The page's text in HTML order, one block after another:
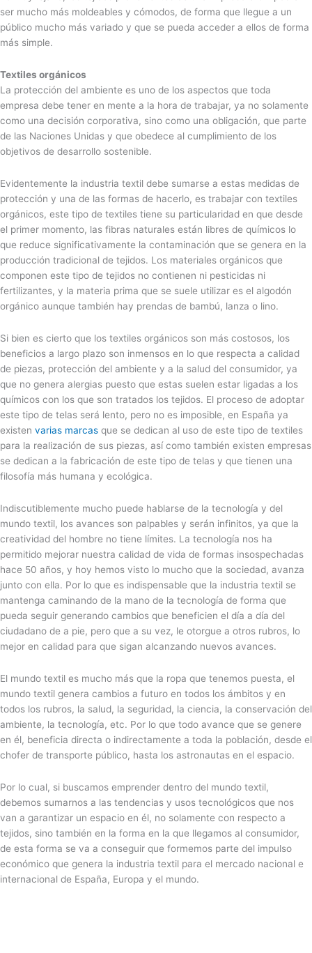
ser mucho más moldeables y cómodos, de forma que llegue a un
público mucho más variado y que se pueda acceder a ellos de forma
más simple.
Textiles orgánicos
La protección del ambiente es uno de los aspectos que toda
empresa debe tener en mente a la hora de trabajar, ya no solamente
como una decisión corporativa, sino como una obligación, que parte
de las Naciones Unidas y que obedece al cumplimiento de los
objetivos de desarrollo sostenible.
Evidentemente la industria textil debe sumarse a estas medidas de
protección y una de las formas de hacerlo, es trabajar con textiles
orgánicos, este tipo de textiles tiene su particularidad en que desde
el primer momento, las fibras naturales están libres de químicos lo
que reduce significativamente la contaminación que se genera en la
producción tradicional de tejidos. Los materiales orgánicos que
componen este tipo de tejidos no contienen ni pesticidas ni
fertilizantes, y la materia prima que se suele utilizar es el algodón
orgánico aunque también hay prendas de bambú, lanza o lino.
Si bien es cierto que los textiles orgánicos son más costosos, los
beneficios a largo plazo son inmensos en lo que respecta a calidad
de piezas, protección del ambiente y a la salud del consumidor, ya
que no genera alergias puesto que estas suelen estar ligadas a los
químicos con los que son tratados los tejidos. El proceso de adoptar
este tipo de telas será lento, pero no es imposible, en España ya
existen varias marcas que se dedican al uso de este tipo de textiles
para la realización de sus piezas, así como también existen empresas
se dedican a la fabricación de este tipo de telas y que tienen una
filosofía más humana y ecológica.
Indiscutiblemente mucho puede hablarse de la tecnología y del
mundo textil, los avances son palpables y serán infinitos, ya que la
creatividad del hombre no tiene límites. La tecnología nos ha
permitido mejorar nuestra calidad de vida de formas insospechadas
hace 50 años, y hoy hemos visto lo mucho que la sociedad, avanza
junto con ella. Por lo que es indispensable que la industria textil se
mantenga caminando de la mano de la tecnología de forma que
pueda seguir generando cambios que beneficien el día a día del
ciudadano de a pie, pero que a su vez, le otorgue a otros rubros, lo
mejor en calidad para que sigan alcanzando nuevos avances.
El mundo textil es mucho más que la ropa que tenemos puesta, el
mundo textil genera cambios a futuro en todos los ámbitos y en
todos los rubros, la salud, la seguridad, la ciencia, la conservación del
ambiente, la tecnología, etc. Por lo que todo avance que se genere
en él, beneficia directa o indirectamente a toda la población, desde el
chofer de transporte público, hasta los astronautas en el espacio.
Por lo cual, si buscamos emprender dentro del mundo textil,
debemos sumarnos a las tendencias y usos tecnológicos que nos
van a garantizar un espacio en él, no solamente con respecto a
tejidos, sino también en la forma en la que llegamos al consumidor,
de esta forma se va a conseguir que formemos parte del impulso
económico que genera la industria textil para el mercado nacional e
internacional de España, Europa y el mundo.